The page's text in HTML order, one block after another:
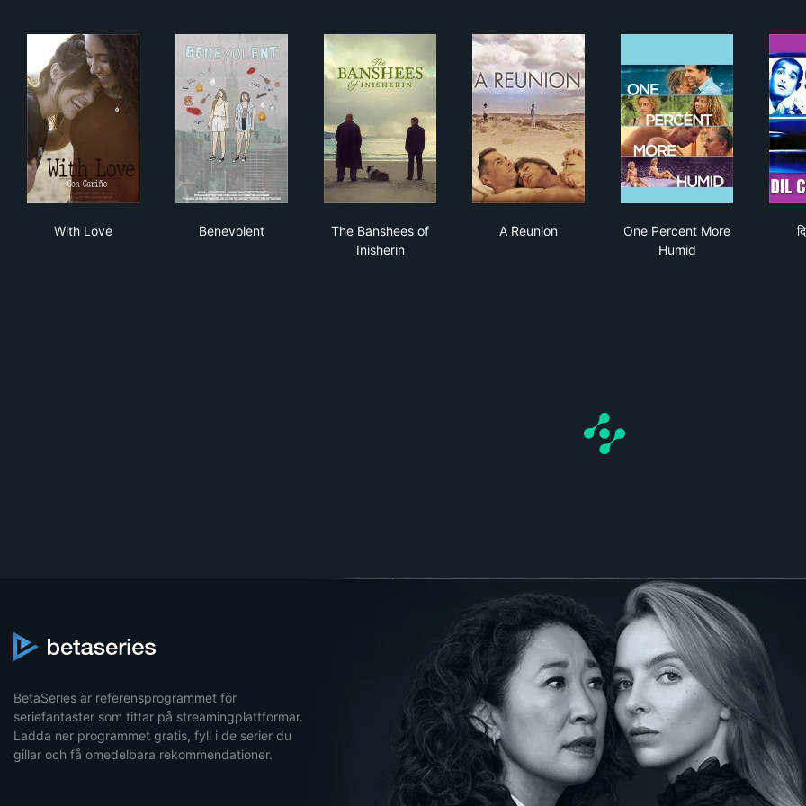
With Love
Benevolent
The Banshees of
Inisherin
A Reunion
One Percent More
Humid
BetaSeries är referensprogrammet för
seriefantaster som tittar på streamingplattformar.
Ladda ner programmet gratis, fyll i de serier du
gillar och få omedelbara rekommendationer.